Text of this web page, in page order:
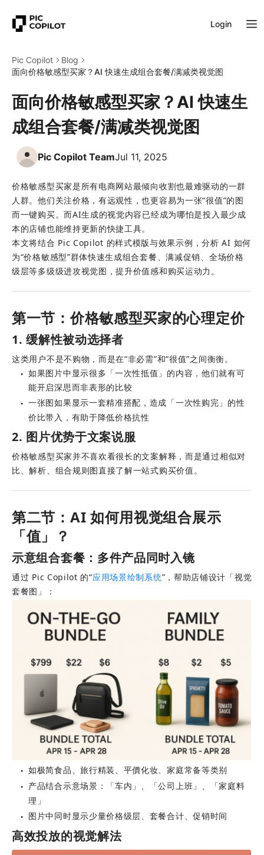
Login
Pic Copilot
Blog
面向价格敏感型买家？AI 快速生成组合套餐/满减类视觉图
面向价格敏感型买家？AI 快速生
成组合套餐/满减类视觉图
Pic Copilot TeamJul 11, 2025
价格敏感型买家是所有电商网站最倾向收割也最难驱动的一群
人群。他们关注价格，有远观性，也更容易为一张“很值”的图
而一键购买。而AI生成的视觉内容已经成为哪怕是投入最少成
本的店铺也能维持更新的快捷工具。
本文将结合 Pic Copilot 的样式模版与效果示例，分析 AI 如何
为“价格敏感型”群体快速生成组合套餐、满减促销、全场价格
级层等多级级进攻视觉图，提升价值感和购买运动力。
第一节：价格敏感型买家的心理定价
1. 缓解性被动选择者
这类用户不是不购物，而是在“非必需”和“很值”之间衡衡。
●
如果图片中显示很多「一次性抵值」的内容，他们就有可
能开启深思而非表形的比较
●
一张图如果显示一套精准搭配，造成「一次性购完」的性
价比带入，有助于降低价格抗性
2. 图片优势于文案说服
价格敏感型买家并不喜欢看很长的文案解释，而是通过相似对
比、解析、组合规则图直接了解一站式购买价值。
第二节：AI 如何用视觉组合展示
「值」？
示意组合套餐：多件产品同时入镜
通过 Pic Copilot 的“应用场景绘制系统”，帮助店铺设计「视觉
套餐图」：
● 如极简食品、旅行精装、平價化妆、家庭常备等类别
●
产品结合示意场景：「车内」、「公司上班」、「家庭料
理」
● 图片中同时显示少量价格级层、套餐合计、促销时间
高效投放的视觉解法